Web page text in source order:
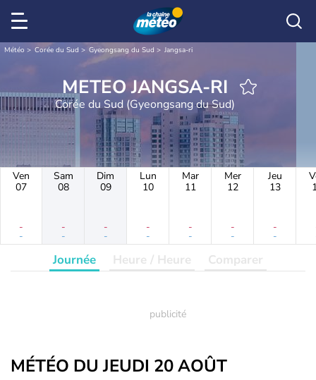
Météo Corée du Sud Gyeongsang du Sud Jangsa-ri
METEO JANGSA-RI
Corée du Sud (Gyeongsang du Sud)
Ven
07
-
-
Sam
08
-
-
Dim
09
-
-
Lun
10
-
-
Mar
11
-
-
Mer
12
-
-
Jeu
13
-
-
Journée Heure / Heure Comparer
MÉTÉO DU JEUDI 20 AOÛT